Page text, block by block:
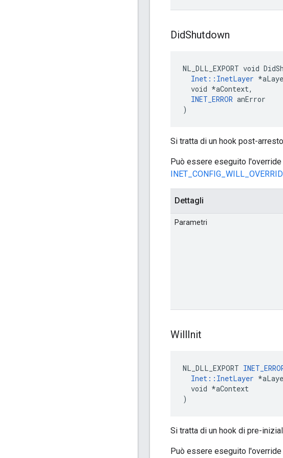
DidShutdown
NL_DLL_EXPORT void
Inet::InetLayer
  void *aContext,
INET_ERROR anError
)
Si tratta di un hook post-
Può essere eseguito
Dettagli
Parametri
WillInit
NL_DLL_EXPORT
Inet::InetLayer
  void *aContext
)
Si tratta di un hook di pre-
Può essere eseguito